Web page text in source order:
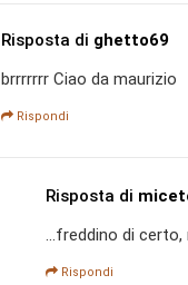
Risposta di ghetto69
brrrrrrr Ciao da maurizio
Rispondi
Risposta di
...freddino di
Rispondi